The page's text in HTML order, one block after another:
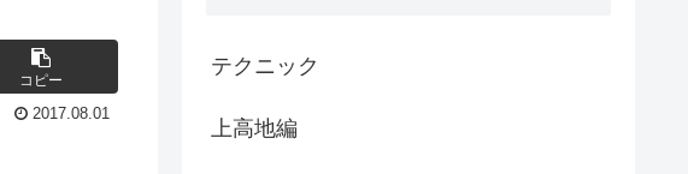
コピー
2017.08.01
テクニック
上高地編